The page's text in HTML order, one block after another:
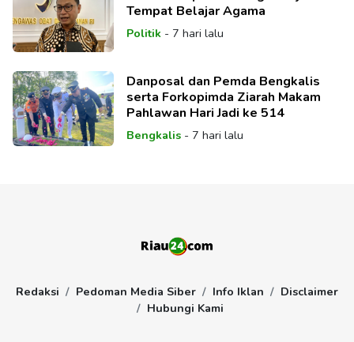
Tempat Belajar Agama
Politik- 7 hari lalu
Danposal dan Pemda Bengkalis
serta Forkopimda Ziarah Makam
Pahlawan Hari Jadi ke 514
Bengkalis- 7 hari lalu
Redaksi Pedoman Media Siber Info Iklan
Disclaimer
Hubungi Kami